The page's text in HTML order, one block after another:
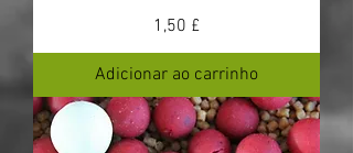
Preço
1,50 £
Adicionar ao carrinho